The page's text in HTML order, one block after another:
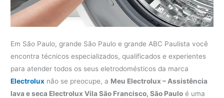
Em São Paulo, grande São Paulo e grande ABC Paulista você
encontra técnicos especializados, qualificados e experientes
para atender todos os seus eletrodomésticos da marca
Electrolux não se preocupe, a Meu Electrolux – Assistência
lava e seca Electrolux Vila São Francisco, São Paulo é uma